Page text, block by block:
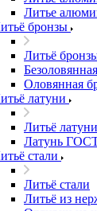
Литье
бронзы
Литьё
Оловянная
латуни
Литьё латуни
Латунь
стали
Литьё стали
Литьё из